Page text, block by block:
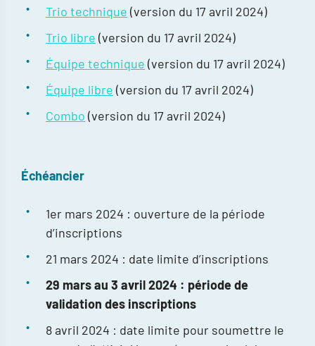
Trio technique (version du 17 avril 2024)
Trio libre (version du 17 avril 2024)
Équipe technique (version du 17 avril 2024)
Équipe libre (version du 17 avril 2024)
Combo (version du 17 avril 2024)
Échéancier
1er mars 2024 : ouverture de la période
d’inscriptions
21 mars 2024 : date limite d’inscriptions
29 mars au 3 avril 2024 : période de
validation des inscriptions
8 avril 2024 : date limite pour soumettre le